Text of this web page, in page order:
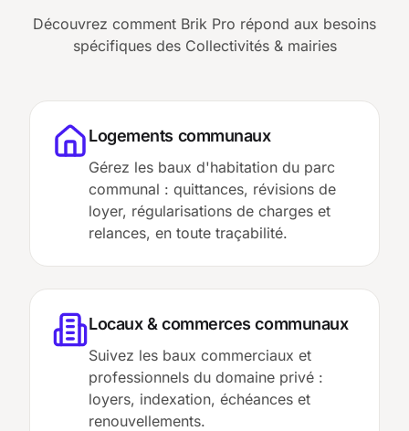
Découvrez comment Brik Pro répond aux besoins
spécifiques des Collectivités & mairies
Logements communaux
Gérez les baux d'habitation du parc
communal : quittances, révisions de
loyer, régularisations de charges et
relances, en toute traçabilité.
Locaux & commerces communaux
Suivez les baux commerciaux et
professionnels du domaine privé :
loyers, indexation, échéances et
renouvellements.